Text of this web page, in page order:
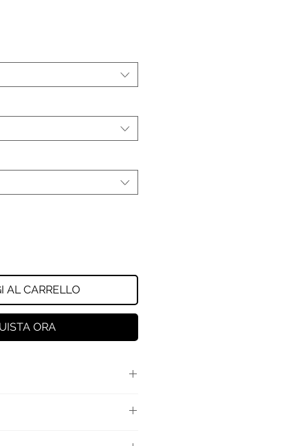
AL CARRELLO
ORA